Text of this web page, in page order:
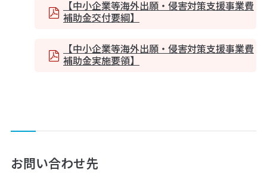
【中小企業等海外出願・侵害対策支援事業費
補助金交付要綱】
【中小企業等海外出願・侵害対策支援事業費
補助金実施要領】
お問い合わせ先